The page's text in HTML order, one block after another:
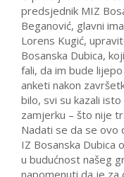
predsjednik MIZ
Beganović, glavni
Lorens Kugić,
Bosanska Dubica,
fali, da im bude
anketi nakon
bilo, svi su kazali isto
zamjerku – što nije
Nadati se da se ovo
IZ Bosanska Dubica
u budućnost našeg